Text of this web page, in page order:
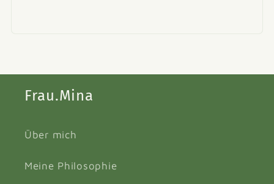
Frau.Mina
Über mich
Meine Philosophie